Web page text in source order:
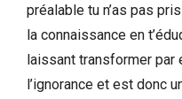
préalable tu n’as pas
la connaissance en
laissant transformer par
l’ignorance et est donc